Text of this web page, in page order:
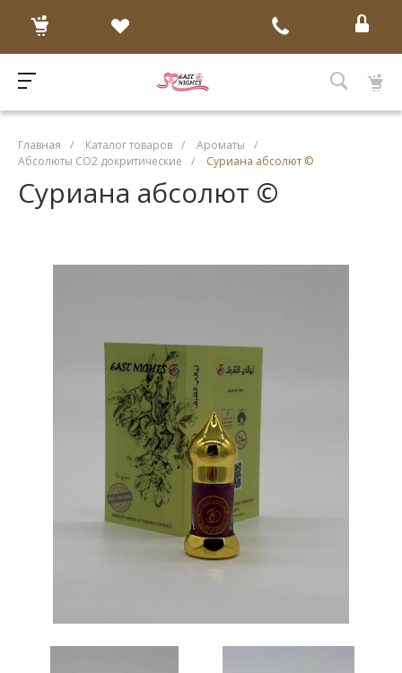
Главная / Каталог товаров / Ароматы
/
Абсолюты CO2 докритические
/ Суриана абсолют ©
Суриана абсолют ©